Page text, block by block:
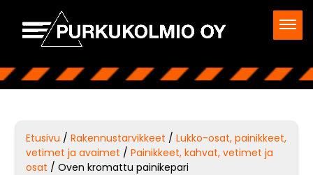
Etusivu /Rakennustarvikkeet /Lukko-osat, painikkeet,
vetimet ja avaimet /Painikkeet, kahvat, vetimet ja
osat / Oven kromattu painikepari